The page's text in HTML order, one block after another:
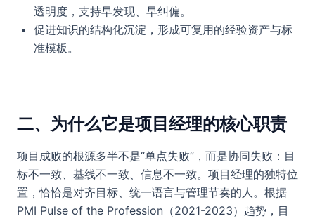
透明度，支持早发现、早纠偏。
促进知识的结构化沉淀，形成可复用的经验资产与标
准模板。
二、为什么它是项目经理的核心职责
项目成败的根源多半不是“单点失败”，而是协同失败：目
标不一致、基线不一致、信息不一致。项目经理的独特位
置，恰恰是对齐目标、统一语言与管理节奏的人。根据
PMI Pulse of the Profession（2021-2023）趋势，目